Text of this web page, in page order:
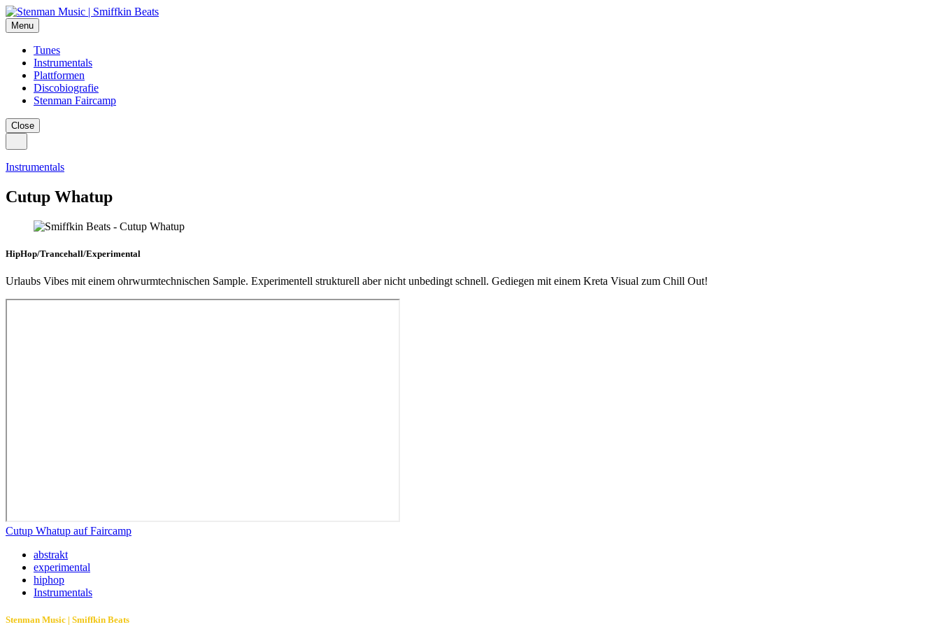
Menu
Tunes
Instrumentals
Plattformen
Discobiografie
Stenman Faircamp
Close
Instrumentals
Cutup Whatup
HipHop/Trancehall/Experimental
Urlaubs Vibes mit einem ohrwurmtechnischen Sample. Experimentell strukturell aber nicht unbedingt schnell. Gediegen mit einem Kreta Visual zum Chill Out!
Cutup Whatup auf Faircamp
abstrakt
experimental
hiphop
Instrumentals
Stenman Music | Smiffkin Beats